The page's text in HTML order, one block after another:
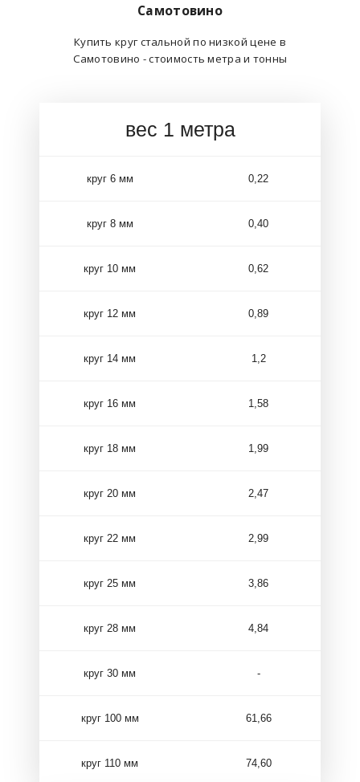
Самотовино
Купить круг стальной по низкой цене в
Самотовино - стоимость метра и тонны
вес 1 метра
круг 6 мм 0,22
круг 8 мм 0,40
круг 10 мм 0,62
круг 12 мм 0,89
круг 14 мм 1,2
круг 16 мм 1,58
круг 18 мм 1,99
круг 20 мм 2,47
круг 22 мм 2,99
круг 25 мм 3,86
круг 28 мм 4,84
круг 30 мм -
круг 100 мм 61,66
круг 110 мм 74,60